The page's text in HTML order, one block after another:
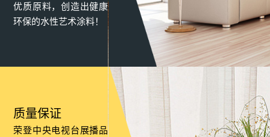
优质原料，创造出健康
环保的水性艺术涂料！
质量保证
荣登中央电视台展播品